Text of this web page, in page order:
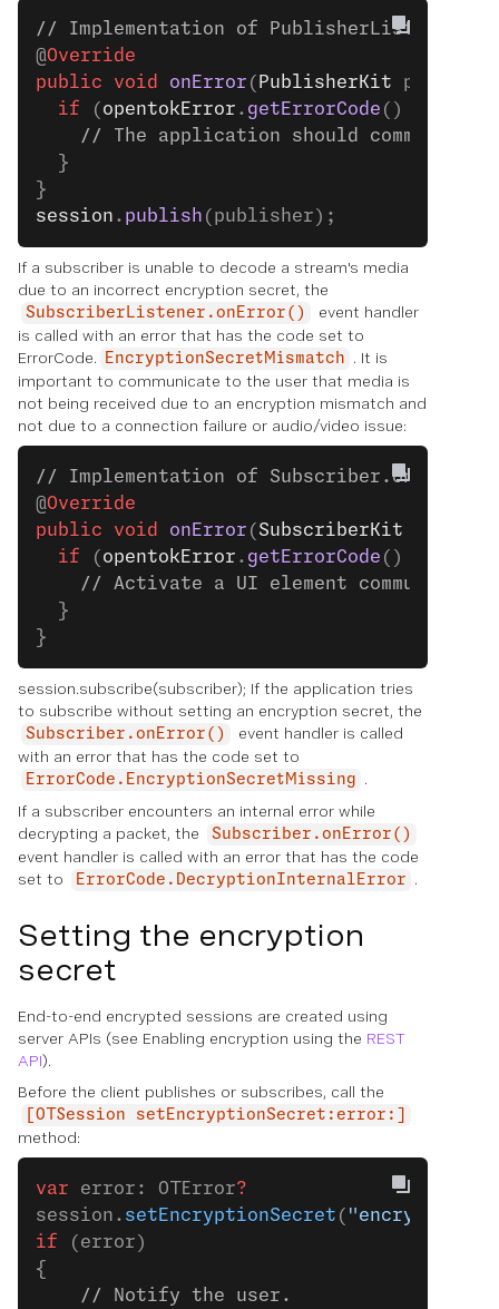
// Implementation of
@Override
public void onError ( PublisherKit
  if
( opentokError . getErrorCode ()
// The application should
  }
}
session . publish (publisher);
If a subscriber is unable to decode a stream's media
due to an incorrect encryption secret, the
SubscriberListener.onError()
event handler
is called with an error that has the code set to
ErrorCode.
EncryptionSecretMismatch
. It is
important to communicate to the user that media is
not being received due to an encryption mismatch and
not due to a connection failure or audio/video issue:
// Implementation of
@Override
public void onError ( SubscriberKit
  if
( opentokError . getErrorCode ()
// Activate a UI element
  }
}
session.subscribe(subscriber); If the application tries
to subscribe without setting an encryption secret, the
Subscriber.onError()
event handler is called
with an error that has the code set to
ErrorCode.EncryptionSecretMissing
.
If a subscriber encounters an internal error while
decrypting a packet, the
Subscriber.onError()
event handler is called with an error that has the code
set to
ErrorCode.DecryptionInternalError .
Setting the encryption
secret
End-to-end encrypted sessions are created using
server APIs (see Enabling encryption using the REST
API).
Before the client publishes or subscribes, call the
[OTSession setEncryptionSecret:error:]
method:
var error: OTError?
session. setEncryptionSecret ( "encryption-
if (error)
{
    // Notify the user.